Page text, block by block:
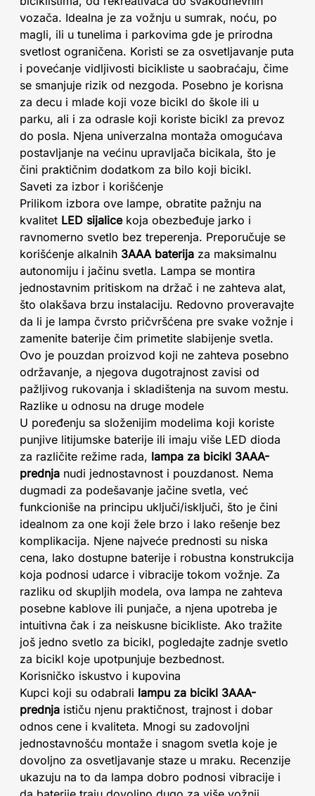
vozača. Idealna je za vožnju u sumrak, noću, po
magli, ili u tunelima i parkovima gde je prirodna
svetlost ograničena. Koristi se za osvetljavanje puta
i povećanje vidljivosti bicikliste u saobraćaju, čime
se smanjuje rizik od nezgoda. Posebno je korisna
za decu i mlade koji voze bicikl do škole ili u
parku, ali i za odrasle koji koriste bicikl za prevoz
do posla. Njena univerzalna montaža omogućava
postavljanje na većinu upravljača bicikala, što je
čini praktičnim dodatkom za bilo koji bicikl.
Saveti za izbor i korišćenje
Prilikom izbora ove lampe, obratite pažnju na
kvalitet LED sijalicekoja obezbeđuje jarko i
ravnomerno svetlo bez treperenja. Preporučuje se
korišćenje alkalnih 3AAA baterija za maksimalnu
autonomiju i jačinu svetla. Lampa se montira
jednostavnim pritiskom na držač i ne zahteva alat,
što olakšava brzu instalaciju. Redovno proveravajte
da li je lampa čvrsto pričvršćena pre svake vožnje i
zamenite baterije čim primetite slabijenje svetla.
Ovo je pouzdan proizvod koji ne zahteva posebno
održavanje, a njegova dugotrajnost zavisi od
pažljivog rukovanja i skladištenja na suvom mestu.
Razlike u odnosu na druge modele
U poređenju sa složenijim modelima koji koriste
punjive litijumske baterije ili imaju više LED dioda
za različite režime rada, lampa za bicikl 3AAA-
prednja nudi jednostavnost i pouzdanost. Nema
dugmadi za podešavanje jačine svetla, već
funkcioniše na principu uključi/isključi, što je čini
idealnom za one koji žele brzo i lako rešenje bez
komplikacija. Njene najveće prednosti su niska
cena, lako dostupne baterije i robustna konstrukcija
koja podnosi udarce i vibracije tokom vožnje. Za
razliku od skupljih modela, ova lampa ne zahteva
posebne kablove ili punjače, a njena upotreba je
intuitivna čak i za neiskusne bicikliste. Ako tražite
još jedno svetlo za bicikl, pogledajte zadnje svetlo
za bicikl koje upotpunjuje bezbednost.
Korisničko iskustvo i kupovina
Kupci koji su odabrali lampu za bicikl 3AAA-
prednja ističu njenu praktičnost, trajnost i dobar
odnos cene i kvaliteta. Mnogi su zadovoljni
jednostavnošću montaže i snagom svetla koje je
dovoljno za osvetljavanje staze u mraku. Recenzije
ukazuju na to da lampa dobro podnosi vibracije i